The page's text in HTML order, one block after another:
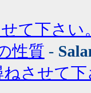
て下さい
性質 -
ねさせて